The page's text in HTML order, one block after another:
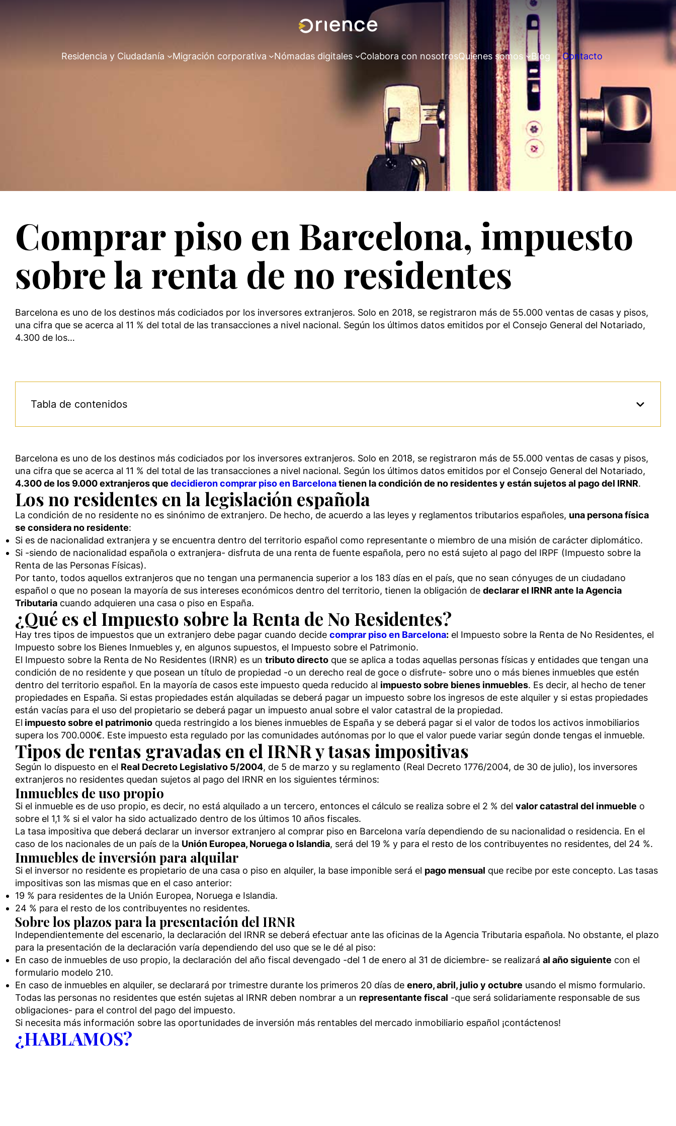
Residencia y Ciudadanía Migración corporativa Nómadas digitales Colabora con nosotrosQuienes somos Blog Contacto
Comprar piso en Barcelona, impuesto
sobre la renta de no residentes
Barcelona es uno de los destinos más codiciados por los inversores extranjeros. Solo en 2018, se registraron más de 55.000 ventas de casas y pisos,
una cifra que se acerca al 11 % del total de las transacciones a nivel nacional. Según los últimos datos emitidos por el Consejo General del Notariado,
4.300 de los…
Tabla de contenidos
Barcelona es uno de los destinos más codiciados por los inversores extranjeros. Solo en 2018, se registraron más de 55.000 ventas de casas y pisos,
una cifra que se acerca al 11 % del total de las transacciones a nivel nacional. Según los últimos datos emitidos por el Consejo General del Notariado,
4.300 de los 9.000 extranjeros que decidieron comprar piso en Barcelonatienen la condición de no residentes y están sujetos al pago del IRNR.
Los no residentes en la legislación española
La condición de no residente no es sinónimo de extranjero. De hecho, de acuerdo a las leyes y reglamentos tributarios españoles, una persona física
se considera no residente:
Si es de nacionalidad extranjera y se encuentra dentro del territorio español como representante o miembro de una misión de carácter diplomático.
Si -siendo de nacionalidad española o extranjera- disfruta de una renta de fuente española, pero no está sujeto al pago del IRPF (Impuesto sobre la
Renta de las Personas Físicas).
Por tanto, todos aquellos extranjeros que no tengan una permanencia superior a los 183 días en el país, que no sean cónyuges de un ciudadano
español o que no posean la mayoría de sus intereses económicos dentro del territorio, tienen la obligación de declarar el IRNR ante la Agencia
Tributaria cuando adquieren una casa o piso en España.
¿Qué es el Impuesto sobre la Renta de No Residentes?
Hay tres tipos de impuestos que un extranjero debe pagar cuando decide comprar piso en Barcelona: el Impuesto sobre la Renta de No Residentes, el
Impuesto sobre los Bienes Inmuebles y, en algunos supuestos, el Impuesto sobre el Patrimonio.
El Impuesto sobre la Renta de No Residentes (IRNR) es un tributo directo que se aplica a todas aquellas personas físicas y entidades que tengan una
condición de no residente y que posean un título de propiedad -o un derecho real de goce o disfrute- sobre uno o más bienes inmuebles que estén
dentro del territorio español. En la mayoría de casos este impuesto queda reducido al impuesto sobre bienes inmuebles. Es decir, al hecho de tener
propiedades en España. Si estas propiedades están alquiladas se deberá pagar un impuesto sobre los ingresos de este alquiler y si estas propiedades
están vacías para el uso del propietario se deberá pagar un impuesto anual sobre el valor catastral de la propiedad.
El impuesto sobre el patrimonio queda restringido a los bienes inmuebles de España y se deberá pagar si el valor de todos los activos inmobiliarios
supera los 700.000€. Este impuesto esta regulado por las comunidades autónomas por lo que el valor puede variar según donde tengas el inmueble.
Tipos de rentas gravadas en el IRNR y tasas impositivas
Según lo dispuesto en el Real Decreto Legislativo 5/2004, de 5 de marzo y su reglamento (Real Decreto 1776/2004, de 30 de julio), los inversores
extranjeros no residentes quedan sujetos al pago del IRNR en los siguientes términos:
Inmuebles de uso propio
Si el inmueble es de uso propio, es decir, no está alquilado a un tercero, entonces el cálculo se realiza sobre el 2 % del valor catastral del inmueble o
sobre el 1,1 % si el valor ha sido actualizado dentro de los últimos 10 años fiscales.
La tasa impositiva que deberá declarar un inversor extranjero al comprar piso en Barcelona varía dependiendo de su nacionalidad o residencia. En el
caso de los nacionales de un país de la Unión Europea, Noruega o Islandia, será del 19 % y para el resto de los contribuyentes no residentes, del 24 %.
Inmuebles de inversión para alquilar
Si el inversor no residente es propietario de una casa o piso en alquiler, la base imponible será el pago mensual que recibe por este concepto. Las tasas
impositivas son las mismas que en el caso anterior:
19 % para residentes de la Unión Europea, Noruega e Islandia.
24 % para el resto de los contribuyentes no residentes.
Sobre los plazos para la presentación del IRNR
Independientemente del escenario, la declaración del IRNR se deberá efectuar ante las oficinas de la Agencia Tributaria española. No obstante, el plazo
para la presentación de la declaración varía dependiendo del uso que se le dé al piso:
En caso de inmuebles de uso propio, la declaración del año fiscal devengado -del 1 de enero al 31 de diciembre- se realizará al año siguiente con el
formulario modelo 210.
En caso de inmuebles en alquiler, se declarará por trimestre durante los primeros 20 días de enero, abril, julio y octubre usando el mismo formulario.
Todas las personas no residentes que estén sujetas al IRNR deben nombrar a un representante fiscal -que será solidariamente responsable de sus
obligaciones- para el control del pago del impuesto.
Si necesita más información sobre las oportunidades de inversión más rentables del mercado inmobiliario español ¡contáctenos!
¿HABLAMOS?